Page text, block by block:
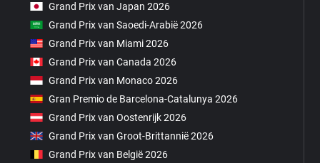
Grand Prix van Japan 2026
Grand Prix van Saoedi-Arabië 2026
Grand Prix van Miami 2026
Grand Prix van Canada 2026
Grand Prix van Monaco 2026
Gran Premio de Barcelona-Catalunya 2026
Grand Prix van Oostenrijk 2026
Grand Prix van Groot-Brittannië 2026
Grand Prix van België 2026